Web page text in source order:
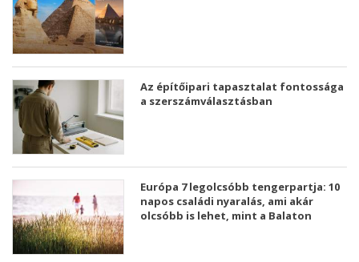
Az építőipari tapasztalat fontossága
a szerszámválasztásban
Európa 7 legolcsóbb tengerpartja: 10
napos családi nyaralás, ami akár
olcsóbb is lehet, mint a Balaton